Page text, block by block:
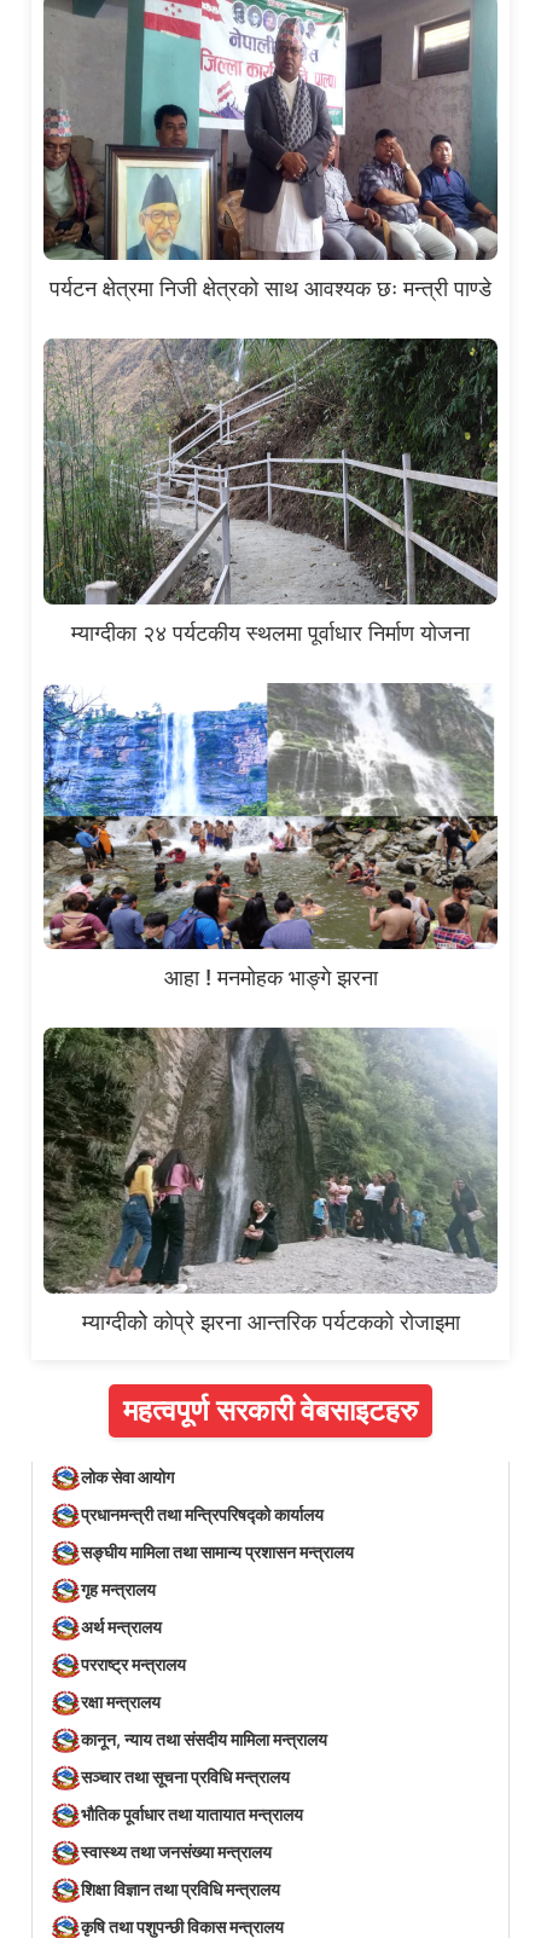
पर्यटन क्षेत्रमा निजी क्षेत्रको साथ आवश्यक छः मन्त्री पाण्डे
म्याग्दीका २४ पर्यटकीय स्थलमा पूर्वाधार निर्माण योजना
आहा ! मनमाेहक भाङ्गे झरना
म्याग्दीकोे कोप्रे झरना आन्तरिक पर्यटकको रोजाइमा
महत्वपूर्ण सरकारी वेबसाइटहरु
लोक सेवा आयोग
प्रधानमन्त्री तथा मन्त्रिपरिषद्को कार्यालय
सङ्घीय मामिला तथा सामान्य प्रशासन मन्त्रालय
गृह मन्त्रालय
अर्थ मन्त्रालय
परराष्ट्र मन्त्रालय
रक्षा मन्त्रालय
कानून, न्याय तथा संसदीय मामिला मन्त्रालय
सञ्‍चार तथा सूचना प्रविधि मन्त्रालय
भौतिक पूर्वाधार तथा यातायात मन्त्रालय
स्वास्थ्य तथा जनसंख्या मन्त्रालय
शिक्षा विज्ञान तथा प्रविधि मन्त्रालय
कृषि तथा पशुपन्छी विकास मन्त्रालय